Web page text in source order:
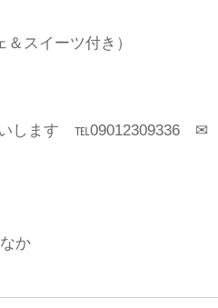
スイーツ付き）
いします ℡09012309336 ✉
か